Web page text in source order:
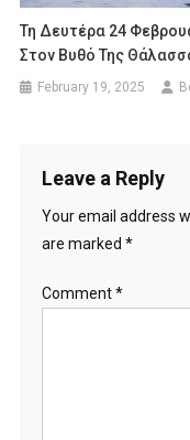
Τη Δευτέρα 24
Στον Βυθό Της
February 19, 2025
Leave a Reply
Your email address
are marked *
Comment*